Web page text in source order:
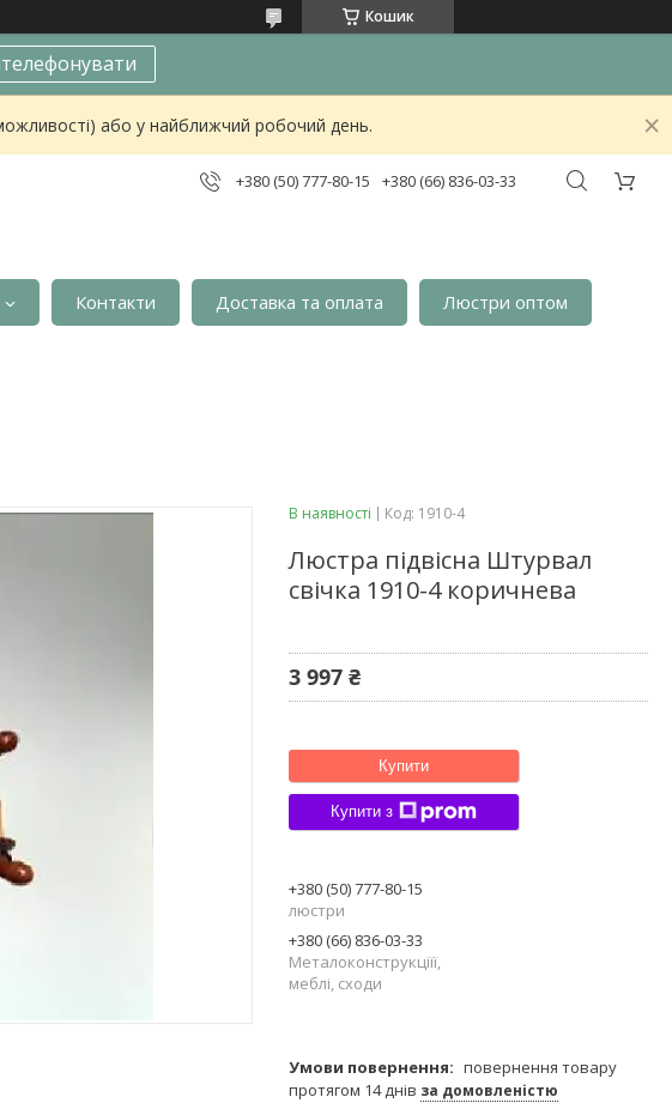
Кошик
можливості) або у найближчий робочий день.
+380 (50) 777-80-15 +380 (66) 836-03-33
Контакти Доставка та оплата
Люстри оптом
В наявності Код: 1910-4
Люстра підвісна Штурвал
свічка 1910-4 коричнева
3 997 ₴
Купити
Купити з
+380 (50) 777-80-15
люстри
+380 (66) 836-03-33
Металоконструкціїї,
меблі, сходи
повернення товару
протягом 14 днів за домовленістю